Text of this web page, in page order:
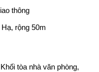
thông
rộng 50m
tòa nhà văn phòng,